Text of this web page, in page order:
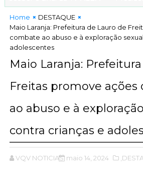
Home
DESTAQUE
Maio Laranja: Prefeitura de Lauro de
combate ao abuso e à exploração
adolescentes
Maio Laranja:
Freitas promove ações
ao abuso e à
contra crianças e
VQV NOTICIAS maio 14, 2024